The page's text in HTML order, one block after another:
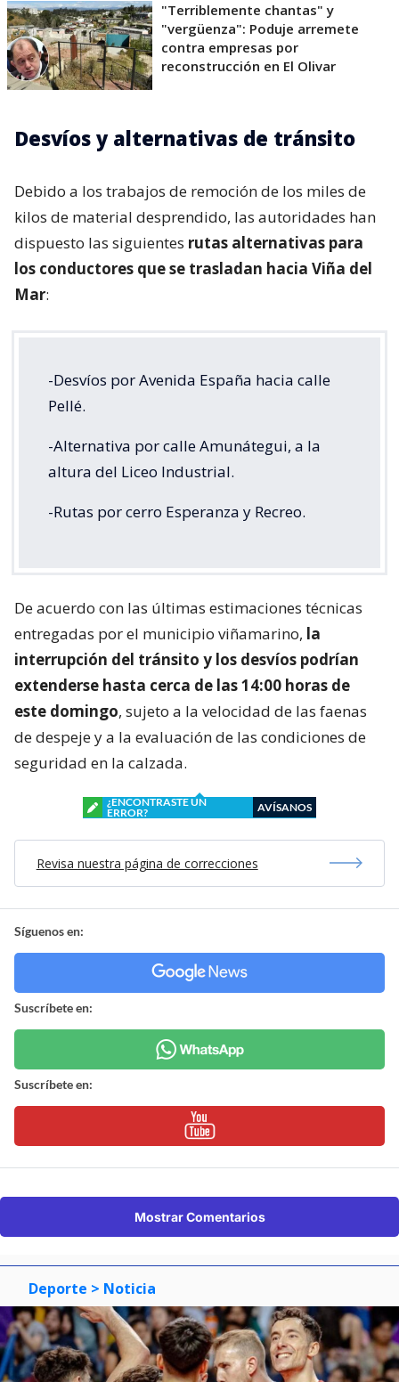
"Terriblemente chantas" y
"vergüenza": Poduje arremete
contra empresas por
reconstrucción en El Olivar
Desvíos y alternativas de tránsito
Debido a los trabajos de remoción de los miles de
kilos de material desprendido, las autoridades han
dispuesto las siguientes rutas alternativas para
los conductores que se trasladan hacia Viña del
Mar:
-Desvíos por Avenida España hacia calle
Pellé.
-Alternativa por calle Amunátegui, a la
altura del Liceo Industrial.
-Rutas por cerro Esperanza y Recreo.
De acuerdo con las últimas estimaciones técnicas
entregadas por el municipio viñamarino, la
interrupción del tránsito y los desvíos podrían
extenderse hasta cerca de las 14:00 horas de
este domingo, sujeto a la velocidad de las faenas
de despeje y a la evaluación de las condiciones de
seguridad en la calzada.
¿ENCONTRASTE UN
ERROR?
AVÍSANOS
Revisa nuestra página de correcciones
Síguenos en:
Suscríbete en:
Suscríbete en:
Mostrar Comentarios
Deporte > Noticia